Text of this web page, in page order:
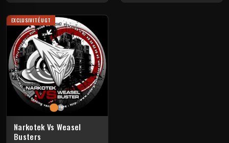
EXCLUSIVITÉ UGT
Narkotek Vs Weasel
Busters